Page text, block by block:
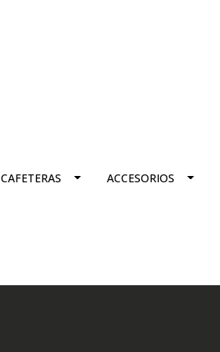
CAFETERAS ACCESORIOS